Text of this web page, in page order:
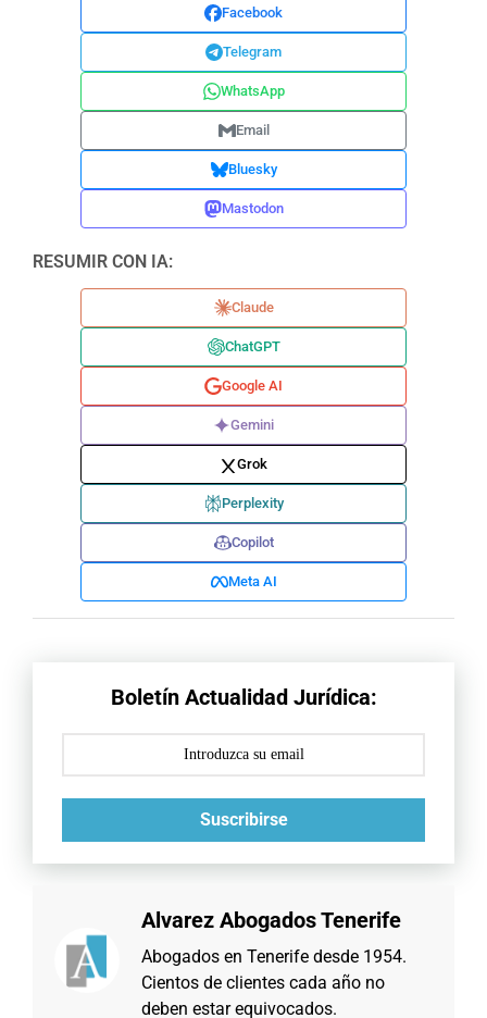
Facebook
Telegram
WhatsApp
Email
Bluesky
Mastodon
RESUMIR CON IA:
Claude
ChatGPT
Google AI
Gemini
Grok
Perplexity
Copilot
Meta AI
Boletín Actualidad Jurídica:
Suscribirse
Alvarez Abogados Tenerife
Abogados en Tenerife desde 1954.
Cientos de clientes cada año no
deben estar equivocados.